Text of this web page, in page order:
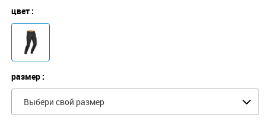
цвет :
размер :
Выбери свой размер